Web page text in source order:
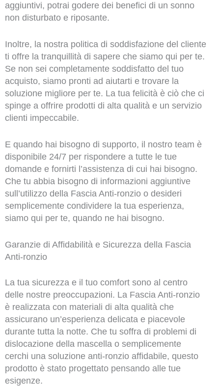
aggiuntivi, potrai godere dei benefici di un sonno
non disturbato e riposante.
Inoltre, la nostra politica di soddisfazione del cliente
ti offre la tranquillità di sapere che siamo qui per te.
Se non sei completamente soddisfatto del tuo
acquisto, siamo pronti ad aiutarti e trovare la
soluzione migliore per te. La tua felicità è ciò che ci
spinge a offrire prodotti di alta qualità e un servizio
clienti impeccabile.
E quando hai bisogno di supporto, il nostro team è
disponibile 24/7 per rispondere a tutte le tue
domande e fornirti l’assistenza di cui hai bisogno.
Che tu abbia bisogno di informazioni aggiuntive
sull’utilizzo della Fascia Anti-ronzio o desideri
semplicemente condividere la tua esperienza,
siamo qui per te, quando ne hai bisogno.
Garanzie di Affidabilità e Sicurezza della Fascia
Anti-ronzio
La tua sicurezza e il tuo comfort sono al centro
delle nostre preoccupazioni. La Fascia Anti-ronzio
è realizzata con materiali di alta qualità che
assicurano un’esperienza delicata e piacevole
durante tutta la notte. Che tu soffra di problemi di
dislocazione della mascella o semplicemente
cerchi una soluzione anti-ronzio affidabile, questo
prodotto è stato progettato pensando alle tue
esigenze.